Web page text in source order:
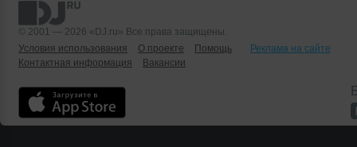
© 2001 — 2026 «DJ.ru» Все права защищены.
Условия использования
О проекте Помощь
Реклама на сайте
Контактная информация
Вакансии